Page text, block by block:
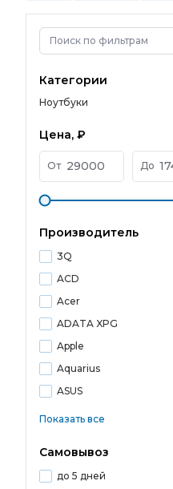
SSD 2 Тб
13" 14" 15.6" 16"
Intel Core Ultra 7
в реестре Минпромторга
Категории
Ноутбуки
Цена, ₽
От До
Производитель
3Q
ACD
Acer
ADATA XPG
Apple
Aquarius
ASUS
Показать все
Самовывоз
до 5 дней